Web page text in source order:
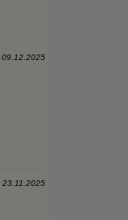
09.12.2025
23.11.2025